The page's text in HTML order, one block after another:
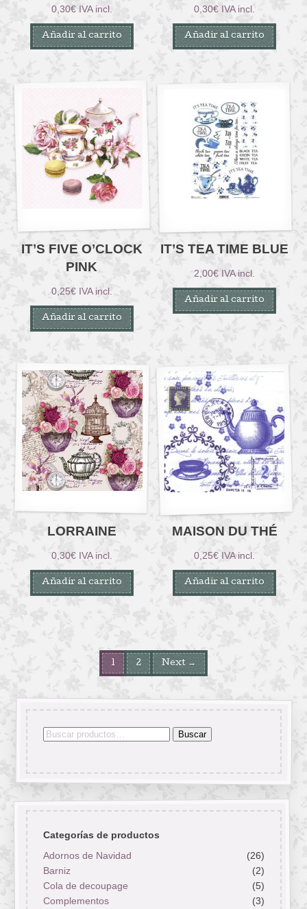
0,30€ IVA incl.
Añadir al carrito
0,30€ IVA incl.
Añadir al carrito
IT’S FIVE O’CLOCK
PINK
0,25€ IVA incl.
Añadir al carrito
IT’S TEA TIME BLUE
2,00€ IVA incl.
Añadir al carrito
LORRAINE
0,30€ IVA incl.
Añadir al carrito
MAISON DU THÉ
0,25€ IVA incl.
Añadir al carrito
1 2 Next →
Buscar
Buscar
Categorías de productos
Adornos de Navidad
(26)
Barniz
(2)
Cola de decoupage
(5)
Complementos
(3)